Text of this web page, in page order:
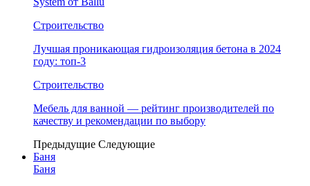
Строительство
Лучшая проникающая гидроизоляция бетона в 2024
году: топ-3
Строительство
Мебель для ванной — рейтинг производителей по
качеству и рекомендации по выбору
Предыдущие Следующие
Баня
Баня